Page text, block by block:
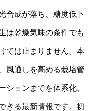
合成が落ち、糖度低下
は乾燥気味の条件でも
では止まりません。本
風通しを高める栽培管
ションまでを体系化。
きる最新情報です。初